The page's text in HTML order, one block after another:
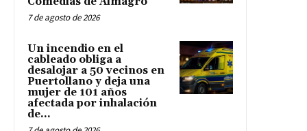
7 de agosto de 2026
Un incendio en el
cableado obliga a
desalojar a 50 vecinos en
Puertollano y deja una
mujer de 101 años
afectada por inhalación
de...